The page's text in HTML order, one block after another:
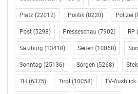
Fahrtechnikzentren nun tatsächlich
kommt!“, freut sich Sunghan Kim,
Electronics Austria GmbH.
In den ÖAMTC Fahrtechnikzentren
VR ab sofort bei allen
Führerscheinneulinge eingesetzt. Im
kommt noch eine VR Simulation zur
Platz (22012) Politik (8220) Polizei
Post (5298) Presseschau (7902) RP
Salzburg (13418) Seiten (10068)
Sonntag (25136) Sorgen (5268)
TH (6375) Tirol (10058) TV-Ausblick